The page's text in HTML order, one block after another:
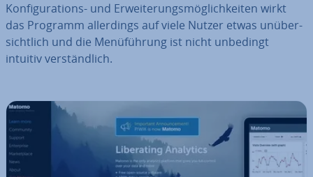
Kon­fi­gu­ra­ti­ons- und Er­wei­te­rungs­mög­lich­kei­ten wirkt
das Programm al­ler­dings auf viele Nutzer etwas un­über­
sicht­lich und die Me­nü­füh­rung ist nicht unbedingt
intuitiv ver­ständ­lich.